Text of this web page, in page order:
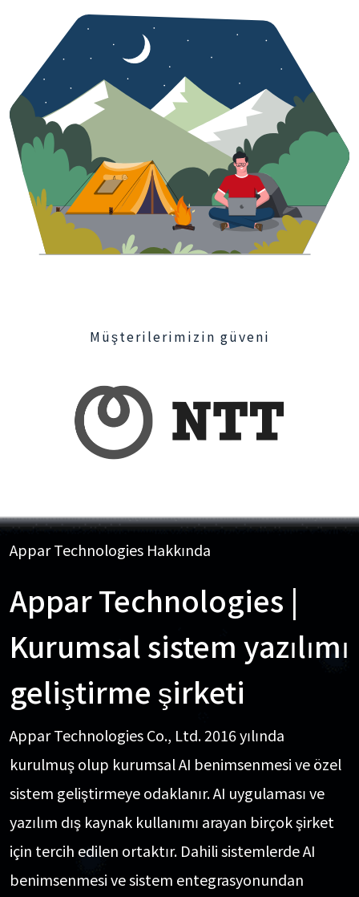
Müşterilerimizin güveni
Appar Technologies Hakkında
Appar Technologies |
Kurumsal sistem yazılımı
geliştirme şirketi
Appar Technologies Co., Ltd. 2016 yılında
kurulmuş olup kurumsal AI benimsenmesi ve özel
sistem geliştirmeye odaklanır. AI uygulaması ve
yazılım dış kaynak kullanımı arayan birçok şirket
için tercih edilen ortaktır. Dahili sistemlerde AI
benimsenmesi ve sistem entegrasyonundan